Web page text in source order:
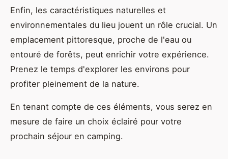
Enfin, les caractéristiques naturelles et
environnementales du lieu jouent un rôle crucial. Un
emplacement pittoresque, proche de l'eau ou
entouré de forêts, peut enrichir votre expérience.
Prenez le temps d'explorer les environs pour
profiter pleinement de la nature.
En tenant compte de ces éléments, vous serez en
mesure de faire un choix éclairé pour votre
prochain séjour en camping.